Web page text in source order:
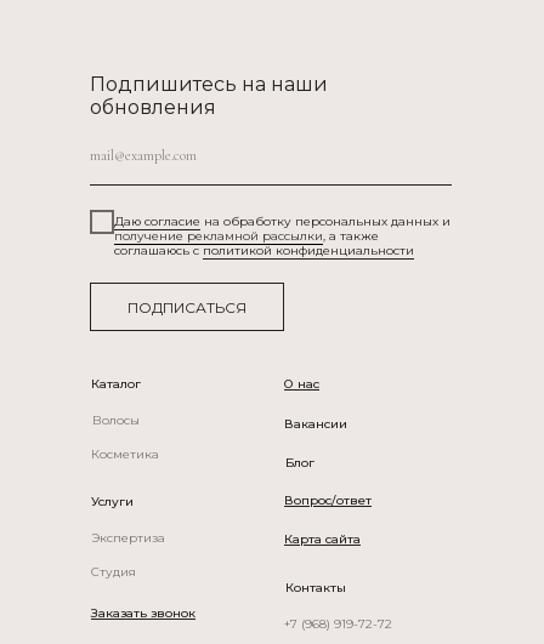
салон париков, натуральные парики БонПарик, wigDealers, парик из
Подпишитесь на наши
обновления
Даю согласие на обработку персональных данных и
получение рекламной рассылки, а также
соглашаюсь cполитикой конфиденциальности
ПОДПИСАТЬСЯ
Волосы
Косметика
Экспертиза
Студия
Каталог
Вакансии
Блог
Услуги
О нас
+7 (968) 919-72-72
Контакты
Вопрос/ответ
Заказать звонок
Карта сайта